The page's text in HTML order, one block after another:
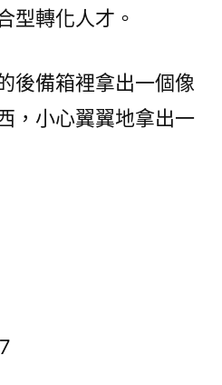
型轉化人才。
後備箱裡拿出一個像
，小心翼翼地拿出一